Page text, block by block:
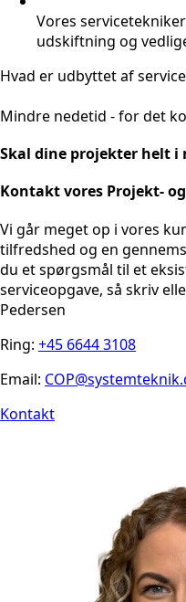
Vores
udskiftning og
Hvad er udbyttet af
Mindre nedetid - for det
Skal dine projekter helt i
Kontakt vores Projekt-
Vi går meget op i vores
tilfredshed og en
du et spørgsmål til et
serviceopgave, så skriv
Pedersen
Ring: +45 6644 3108
Email:
Kontakt